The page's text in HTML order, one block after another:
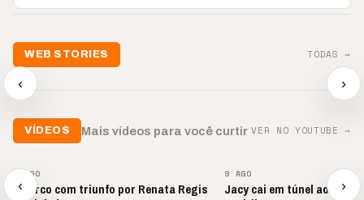
WEB STORIES TODAS →
‹
📢💜 Agosto Lilás
reforça combate à
violência contra a
mulher
📢 Noite
chega
oração
›
VÍDEOS Mais vídeos para você curtir VER NO YOUTUBE →
‹
9 AGO
📢 Arco com triunfo por Renata Regis
9 AGO
Jacy cai em túnel ao
›